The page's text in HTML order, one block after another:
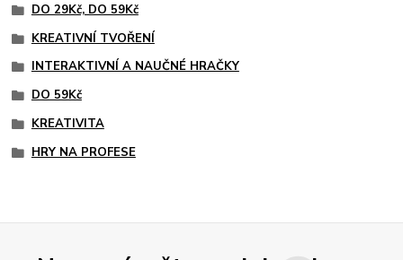
DO 29Kč, DO 59Kč
KREATIVNÍ TVOŘENÍ
INTERAKTIVNÍ A NAUČNÉ HRAČKY
DO 59Kč
KREATIVITA
HRY NA PROFESE